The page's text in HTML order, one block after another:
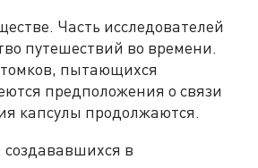
Часть исследователей
путешествий во времени.
пытающихся
предположения о связи
капсулы продолжаются.
в